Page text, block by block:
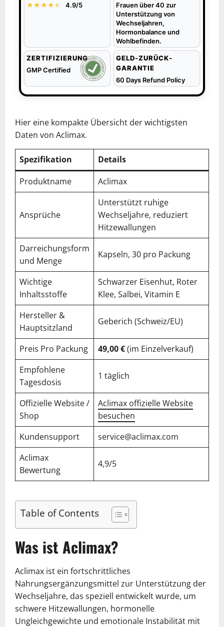
★★★★★
★ 4.9/5
Frauen über 40 zur
Unterstützung von
Wechseljahren,
Hormonbalance und
Wohlbefinden.
ZERTIFIZIERUNG
GMP Certified
GELD-ZURÜCK-
GARANTIE
60 Days Refund Policy
Hier eine kompakte Übersicht der wichtigsten
Daten von Aclimax.
Spezifikation
Details
Produktname
Aclimax
Ansprüche
Unterstützt ruhige
Wechseljahre, reduziert
Hitzewallungen
Darreichungsform
und Menge
Kapseln, 30 pro Packung
Wichtige
Inhaltsstoffe
Schwarzer Eisenhut, Roter
Klee, Salbei, Vitamin E
Hersteller &
Hauptsitzland
Geberich (Schweiz/EU)
Preis Pro Packung 49,00 €(im Einzelverkauf)
Empfohlene
Tagesdosis
1 täglich
Offizielle Website /
Shop
Aclimax offizielle Website
besuchen
Kundensupport
service@aclimax.com
Aclimax
Bewertung
4,9/5
Table of Contents
Was ist Aclimax?
Aclimax ist ein fortschrittliches
Nahrungsergänzungsmittel zur Unterstützung der
Wechseljahre, das speziell entwickelt wurde, um
schwere Hitzewallungen, hormonelle
Ungleichgewichte und emotionale Instabilität mit